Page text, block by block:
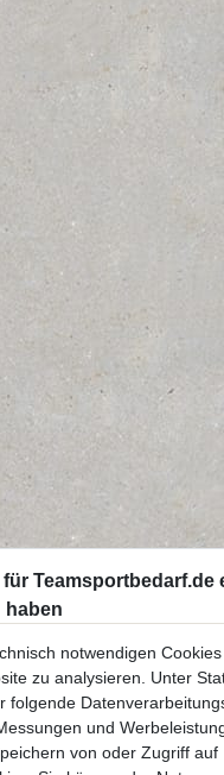
notwendigen
zu analysieren. Unter
folgende
und
von oder Zugriff